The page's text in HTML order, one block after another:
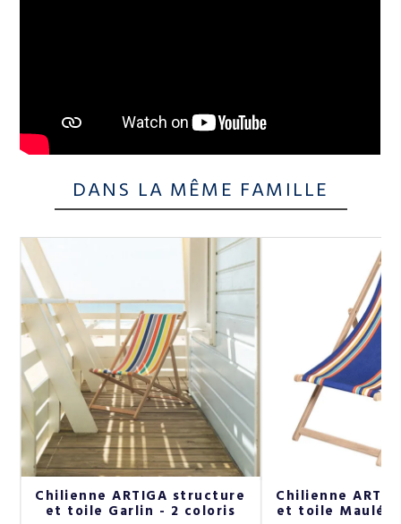
DANS LA MÊME FAMILLE
Chilienne ARTIGA structure
et toile Garlin - 2 coloris
Chilienne
et toile